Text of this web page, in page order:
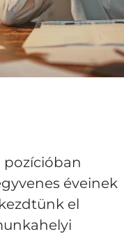
pozícióban
éveinek
el